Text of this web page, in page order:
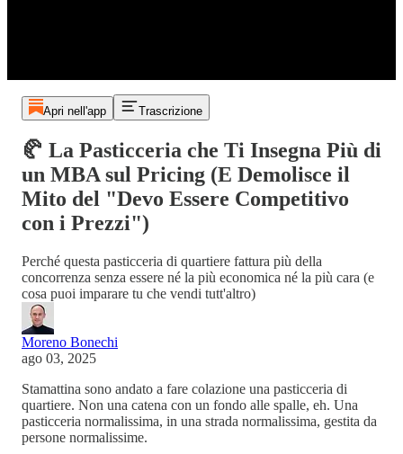
Apri nell'app Trascrizione
🥐 La Pasticceria che Ti Insegna Più di
un MBA sul Pricing (E Demolisce il
Mito del "Devo Essere Competitivo
con i Prezzi")
Perché questa pasticceria di quartiere fattura più della
concorrenza senza essere né la più economica né la più cara (e
cosa puoi imparare tu che vendi tutt'altro)
Moreno Bonechi
ago 03, 2025
Stamattina sono andato a fare colazione una pasticceria di
quartiere. Non una catena con un fondo alle spalle, eh. Una
pasticceria normalissima, in una strada normalissima, gestita da
persone normalissime.